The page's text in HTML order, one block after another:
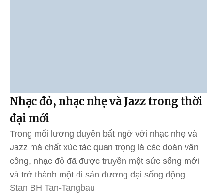
Nhạc đỏ, nhạc nhẹ và Jazz trong thời
đại mới
Trong mối lương duyên bất ngờ với nhạc nhẹ và
Jazz mà chất xúc tác quan trọng là các đoàn văn
công, nhạc đỏ đã được truyền một sức sống mới
và trở thành một di sản đương đại sống động.
Stan BH Tan-Tangbau